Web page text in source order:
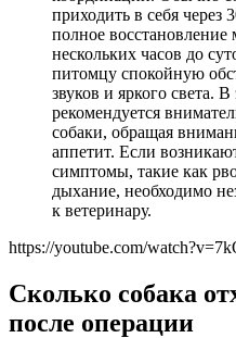
приходить в себя через
полное восстановление
нескольких часов до
питомцу спокойную
звуков и яркого света.
рекомендуется
собаки, обращая
аппетит. Если
симптомы, такие как
дыхание, необходимо
к ветеринару.
https://youtube.com/
Сколько собака
после операции